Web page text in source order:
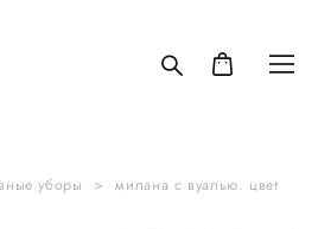
уборы >
милана с вуалью. цвет